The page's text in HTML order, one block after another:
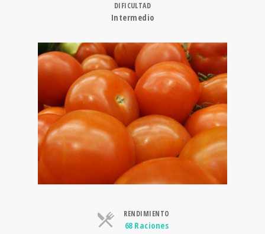
DIFICULTAD
Intermedio
RENDIMIENTO
68 RacionesRaciones